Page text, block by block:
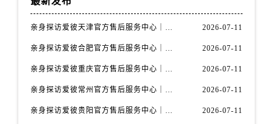
北京市东城区东长安街1号王府井东方广场W3座6层602室爱彼售后服务中心（需提前预约）
亲身探访爱彼天津官方售后服务中心｜全部地址与售后电话（2026年7月最新） 2026-07-11
亲身探访爱彼合肥官方售后服务中心｜热线电话与网点地址（2026年7月最新） 2026-07-11
亲身探访爱彼重庆官方售后服务中心｜详细地址与售后电话（2026年7月最新） 2026-07-11
亲身探访爱彼常州官方售后服务中心｜热线与地址（2026年7月最新） 2026-07-11
亲身探访爱彼贵阳官方售后服务中心｜网点地址及热线（2026年7月最新） 2026-07-11